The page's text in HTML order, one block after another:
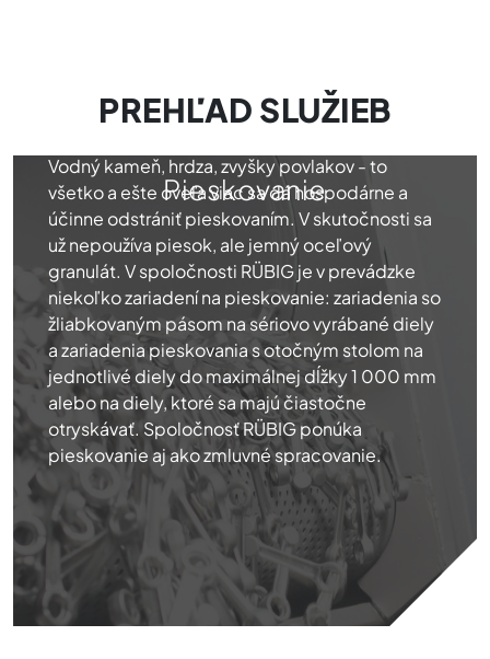
PREHĽAD SLUŽIEB
Pieskovanie
Vodný kameň, hrdza, zvyšky povlakov - to
všetko a ešte oveľa viac sa dá hospodárne a
účinne odstrániť pieskovaním. V skutočnosti sa
už nepoužíva piesok, ale jemný oceľový
granulát. V spoločnosti RÜBIG je v prevádzke
niekoľko zariadení na pieskovanie: zariadenia so
žliabkovaným pásom na sériovo vyrábané diely
a zariadenia pieskovania s otočným stolom na
jednotlivé diely do maximálnej dĺžky 1 000 mm
alebo na diely, ktoré sa majú čiastočne
otryskávať. Spoločnosť RÜBIG ponúka
pieskovanie aj ako zmluvné spracovanie.